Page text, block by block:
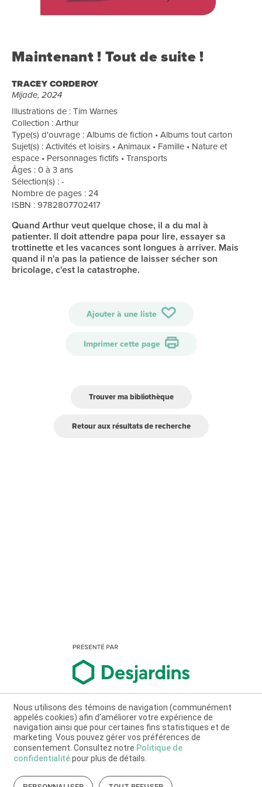
Maintenant ! Tout de suite !
TRACEY CORDEROY
Mijade, 2024
Illustrations de : Tim Warnes
Collection : Arthur
Type(s) d'ouvrage : Albums de fiction • Albums tout carton
Sujet(s) : Activités et loisirs • Animaux • Famille • Nature et
espace • Personnages fictifs • Transports
Âges : 0 à 3 ans
Sélection(s) : -
Nombre de pages : 24
ISBN : 9782807702417
Quand Arthur veut quelque chose, il a du mal à
patienter. Il doit attendre papa pour lire, essayer sa
trottinette et les vacances sont longues à arriver. Mais
quand il n'a pas la patience de laisser sécher son
bricolage, c'est la catastrophe.
Ajouter à une liste
Imprimer cette page
Trouver ma bibliothèque
Retour aux résultats de recherche
Nous utilisons des témoins de navigation (communément
appelés cookies) afin d’améliorer votre expérience de
navigation ainsi que pour certaines fins statistiques et de
marketing. Vous pouvez gérer vos préférences de
consentement. Consultez notre Politique de
confidentialitépour plus de détails.